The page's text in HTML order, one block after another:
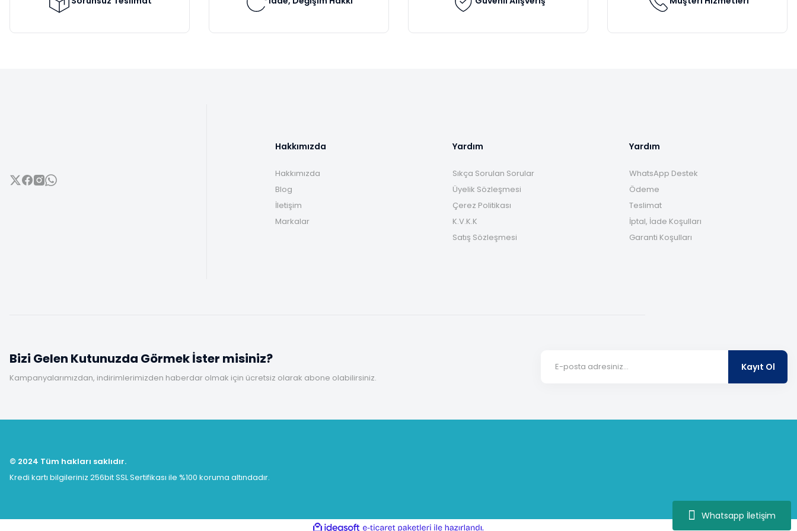
Whatsapp İletişim
Hakkımızda
Hakkımızda
Blog
İletişim
Markalar
Yardım
Sıkça Sorulan Sorular
Üyelik Sözleşmesi
Çerez Politikası
K.V.K.K
Satış Sözleşmesi
Yardım
WhatsApp Destek
Ödeme
Teslimat
İptal, İade Koşulları
Garanti Koşulları
Bizi Gelen Kutunuzda Görmek İster misiniz?
Kampanyalarımızdan, indirimlerimizden haberdar olmak için ücretsiz olarak abone olabilirsiniz.
Kayıt Ol
© 2024 Tüm hakları saklıdır.
Kredi kartı bilgileriniz 256bit SSL Sertifikası ile %100 koruma altındadır.
ideasoft e-